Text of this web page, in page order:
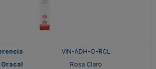
VIN-ADH-O-RCL
Rosa Claro